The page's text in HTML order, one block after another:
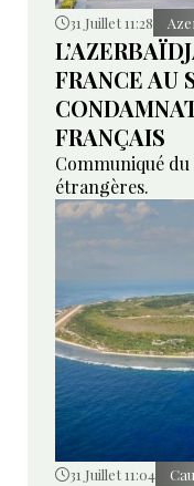
31 Juillet 11:28
FRANCE AU
FRANÇAIS
Communiqué
étrangères.
31 Juillet 11:04